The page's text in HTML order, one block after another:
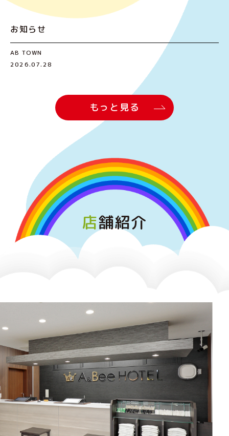
お知らせ
AB TOWN
2026.07.28
もっと見る
店舗紹介